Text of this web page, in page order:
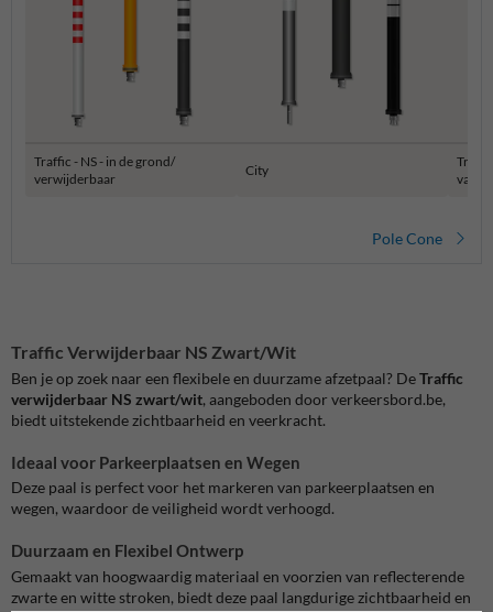
Traffic - NS - in de grond/
verwijderbaar
City
vast
Pole Cone
Traffic Verwijderbaar NS Zwart/Wit
Ben je op zoek naar een flexibele en duurzame afzetpaal? DeTraffic
verwijderbaar NS zwart/wit, aangeboden door verkeersbord.be,
biedt uitstekende zichtbaarheid en veerkracht.
Ideaal voor Parkeerplaatsen en Wegen
Deze paal is perfect voor het markeren van parkeerplaatsen en
wegen, waardoor de veiligheid wordt verhoogd.
Duurzaam en Flexibel Ontwerp
Gemaakt van hoogwaardig materiaal en voorzien van reflecterende
zwarte en witte stroken, biedt deze paal langdurige zichtbaarheid en